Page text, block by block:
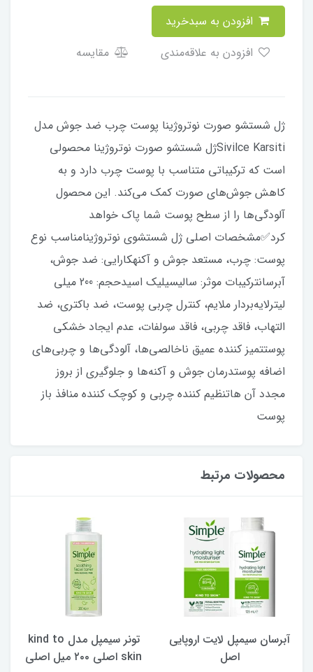
مقایسه
ژل شستشو صورت نوتروژینا پوست چرب ضد جوش مدل
Sivilce Karsitiژل شستشو صورت نوتروژینا محصولی
است که ترکیباتی متناسب با پوست چرب دارد و به
کاهش جوش‌های صورت کمک می‌کند. این محصول
آلودگی‌ها را از سطح پوست شما پاک خواهد
کرد✅مشخصات اصلی ژل شستشوی نوتروژینامناسب نوع
پوست: چرب، مستعد جوش و آکنهکارایی: ضد جوش،
آبرسانترکیبات موثر: سالیسیلیک اسیدحجم: 200 میلی
لیترلایه‌بردار ملایم، کنترل چربی پوست، ضد باکتری، ضد
التهاب، فاقد چربی، فاقد سولفات، عدم ایجاد خشکی
پوستتمیز کننده عمیق ناخالصی‌ها، آلودگی‌ها و چربی‌های
اضافه پوستدرمان جوش و آکنه‌ها و جلوگیری از بروز
مجدد آن هاتنظیم کننده چربی و کوچک کننده منافذ باز
پوست
محصولات مرتبط
آبرسان سیمپل لایت اروپایی
تونر سیمپل مدل kind to